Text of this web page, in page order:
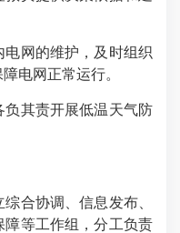
网的维护，及时组织
电网正常运行。
其责开展低温天气防
合协调、信息发布、
等工作组，分工负责